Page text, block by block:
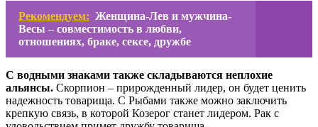
Рекомендуем: Женщина-Лев и мужчина-
Весы – совместимость в любви,
отношениях, браке, сексе, дружбе
С водными знаками также складываются неплохие
альянсы. Скорпион – прирожденный лидер, он будет ценить
надежность товарища. С Рыбами также можно заключить
крепкую связь, в которой Козерог станет лидером. Рак с